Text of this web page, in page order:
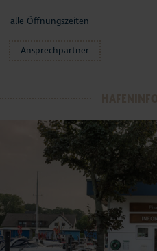
alle Öffnungszeiten
Ansprechpartner